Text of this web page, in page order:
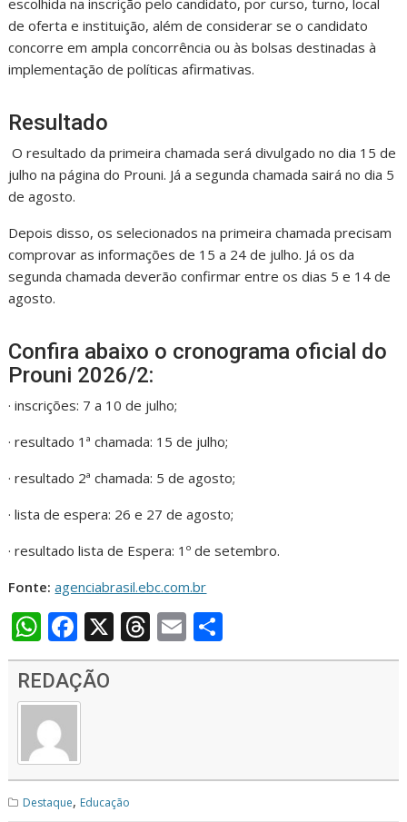
escolhida na inscrição pelo candidato, por curso, turno, local
de oferta e instituição, além de considerar se o candidato
concorre em ampla concorrência ou às bolsas destinadas à
implementação de políticas afirmativas.
Resultado
O resultado da primeira chamada será divulgado no dia 15 de
julho na página do Prouni. Já a segunda chamada sairá no dia 5
de agosto.
Depois disso, os selecionados na primeira chamada precisam
comprovar as informações de 15 a 24 de julho. Já os da
segunda chamada deverão confirmar entre os dias 5 e 14 de
agosto.
Confira abaixo o cronograma oficial do
Prouni 2026/2:
· inscrições: 7 a 10 de julho;
· resultado 1ª chamada: 15 de julho;
· resultado 2ª chamada: 5 de agosto;
· lista de espera: 26 e 27 de agosto;
· resultado lista de Espera: 1º de setembro.
Fonte: agenciabrasil.ebc.com.br
W
h
at
s
A
p
p
F
ac
e
b
o
k
X T
h
s
E
m h
REDAÇÃO
Destaque, Educação